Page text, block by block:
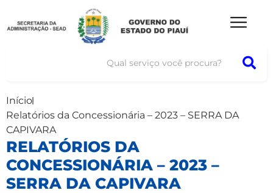
Início
Relatórios da Concessionária – 2023 – SERRA DA
CAPIVARA
RELATÓRIOS DA
CONCESSIONÁRIA – 2023 –
SERRA DA CAPIVARA